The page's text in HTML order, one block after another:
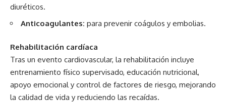
diuréticos.
Anticoagulantes: para prevenir coágulos y embolias.
Rehabilitación cardíaca
Tras un evento cardiovascular, la rehabilitación incluye
entrenamiento físico supervisado, educación nutricional,
apoyo emocional y control de factores de riesgo, mejorando
la calidad de vida y reduciendo las recaídas.